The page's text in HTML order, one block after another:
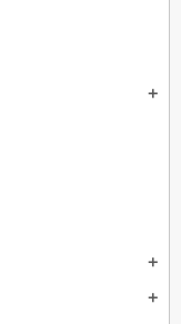
add
add
add